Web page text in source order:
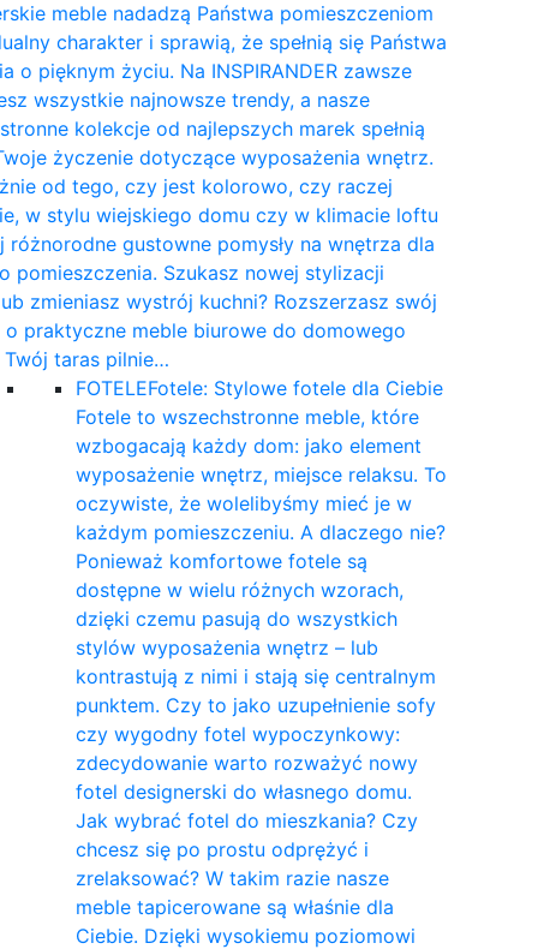
meble nadadzą Państwa pomieszczeniom
charakter i sprawią, że spełnią się Państwa
o pięknym życiu. Na INSPIRANDER zawsze
wszystkie najnowsze trendy, a nasze
kolekcje od najlepszych marek spełnią
życzenie dotyczące wyposażenia wnętrz.
od tego, czy jest kolorowo, czy raczej
w stylu wiejskiego domu czy w klimacie loftu
różnorodne gustowne pomysły na wnętrza dla
pomieszczenia. Szukasz nowej stylizacji
zmieniasz wystrój kuchni? Rozszerzasz swój
o praktyczne meble biurowe do domowego
Twój taras pilnie…
FOTELEFotele: Stylowe fotele dla Ciebie
Fotele to wszechstronne meble, które
wzbogacają każdy dom: jako element
wyposażenie wnętrz, miejsce relaksu. To
oczywiste, że wolelibyśmy mieć je w
każdym pomieszczeniu. A dlaczego nie?
Ponieważ komfortowe fotele są
dostępne w wielu różnych wzorach,
dzięki czemu pasują do wszystkich
stylów wyposażenia wnętrz – lub
kontrastują z nimi i stają się centralnym
punktem. Czy to jako uzupełnienie sofy
czy wygodny fotel wypoczynkowy:
zdecydowanie warto rozważyć nowy
fotel designerski do własnego domu.
Jak wybrać fotel do mieszkania? Czy
chcesz się po prostu odprężyć i
zrelaksować? W takim razie nasze
meble tapicerowane są właśnie dla
Ciebie. Dzięki wysokiemu poziomowi